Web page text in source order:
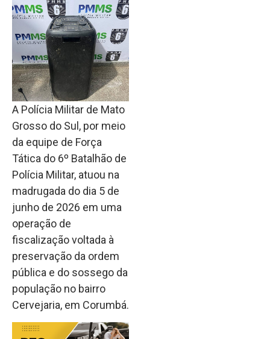
A Polícia Militar de Mato
Grosso do Sul, por meio
da equipe de Força
Tática do 6º Batalhão de
Polícia Militar, atuou na
madrugada do dia 5 de
junho de 2026 em uma
operação de
fiscalização voltada à
preservação da ordem
pública e do sossego da
população no bairro
Cervejaria, em Corumbá.